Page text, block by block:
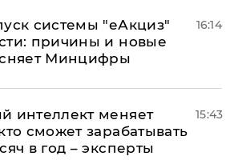
системы "еАкциз"
причины и новые
Минцифры
16:14
интеллект меняет
сможет зарабатывать
в год – эксперты
15:43